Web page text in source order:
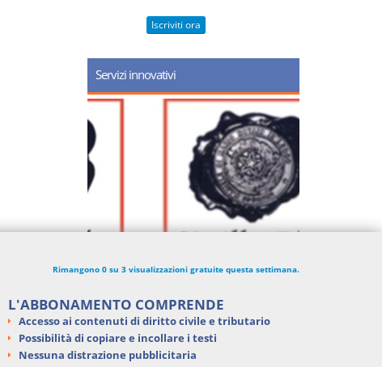
Iscriviti ora
Servizi innovativi
Rimangono 0 su 3 visualizzazioni gratuite questa settimana.
L'ABBONAMENTO COMPRENDE
Accesso ai contenuti di diritto civile e tributario
Possibilità di copiare e incollare i testi
Nessuna distrazione pubblicitaria